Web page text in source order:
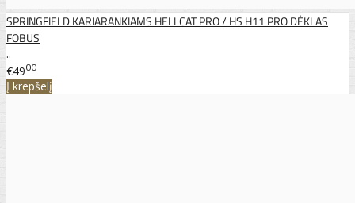
SPRINGFIELD KARIARANKIAMS HELLCAT PRO / HS H11 PRO DĖKLAS
FOBUS
..
€4900
Į krepšelį